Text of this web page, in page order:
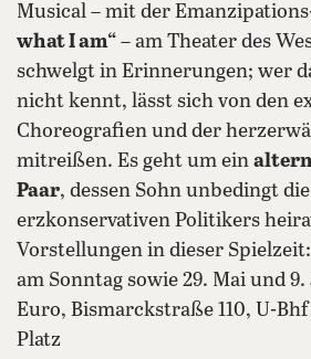
Musical – mit der
what I am“ – am Theater des
schwelgt in Erinnerungen; wer
nicht kennt, lässt sich von den
Choreografien und der
mitreißen. Es geht um ein
Paar, dessen Sohn unbedingt
erzkonservativen Politikers
Vorstellungen in dieser
am Sonntag sowie 29. Mai und
Euro, Bismarckstraße 110, U-
Platz